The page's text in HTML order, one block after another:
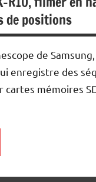
de positions
de
enregistre des
cartes mémoires